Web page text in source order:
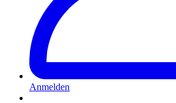
Anmelden